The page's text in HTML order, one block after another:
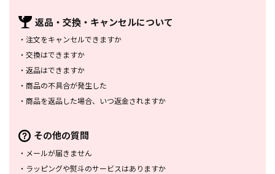
返品・交換・ キャンセルについて
・ 注文をキャンセルできますか
・ 交換はできますか
・ 返品はできますか
・ 商品の不具合が発生した
・ 商品を返品した場合、 いつ返金されますか
その他の質問
・ メールが届きません
・ ラッピングや熨斗のサービスはありますか